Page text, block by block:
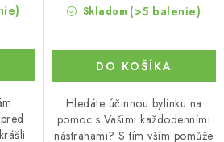
Skladom (>5 balenie)
DO KOŠÍKA
Hledáte účinnou bylinku na
pomoc s Vašimi každodenními
nástrahami? S tím vším pomůže